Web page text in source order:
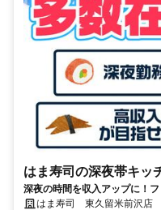
はま寿司の深夜帯キッ
深夜の時間を収入アップに！
境です！
はま寿司 東久留米前沢店